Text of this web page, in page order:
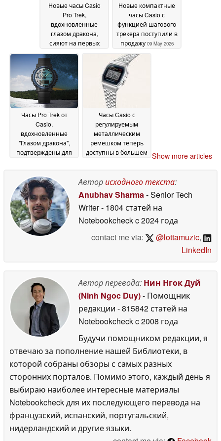
Новые часы Casio
Pro Trek,
вдохновленные
глазом дракона,
сияют на первых
изображениях IRL
May 2026
Новые компактные
часы Casio с
функцией шагового
трекера поступили в
продажу 09 May 2026
Часы Pro Trek от
Casio,
вдохновленные
"Глазом дракона",
подтверждены для
09 May 2026
Часы Casio с
регулируемым
металлическим
ремешком теперь
доступны в большем Show more articles
Авторисходного текста:
Anubhav Sharma- Senior Tech
Writer- 1804 статей на
Notebookcheckc 2024 года
contact me via:
@lottamuzic,
LinkedIn
Автор перевода: Нин Нгок Дуй
(Ninh Ngoc Duy)- Помощник
редакции - 815842 статей на
Notebookcheckc 2008 года
Будучи помощником редакции, я
отвечаю за пополнение нашей Библиотеки, в
которой собраны обзоры с самых разных
сторонних порталов. Помимо этого, каждый день я
выбираю наиболее интересные материалы
Notebookcheck для их последующего перевода на
французский, испанский, португальский,
нидерландский и другие языки.